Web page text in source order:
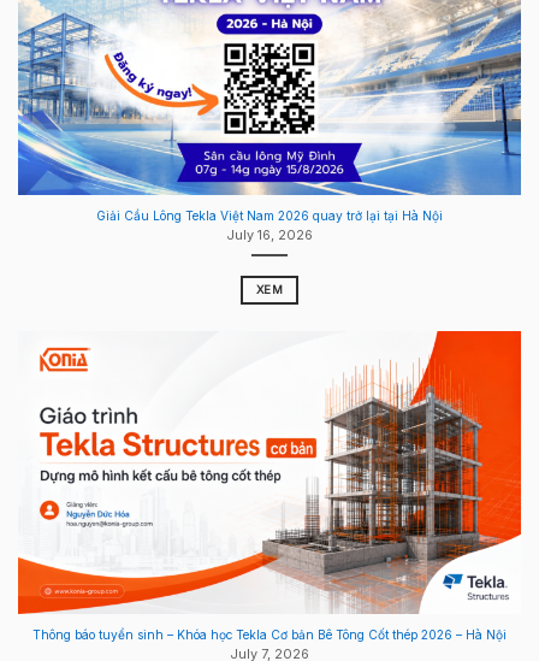
Giải Cầu Lông Tekla Việt Nam 2026 quay trở lại tại Hà Nội
July 16, 2026
XEM
Thông báo tuyển sinh – Khóa học Tekla Cơ bản Bê Tông Cốt thép 2026 – Hà Nội
July 7, 2026